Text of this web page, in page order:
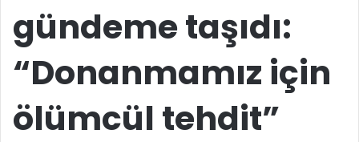
k
gündeme taşıdı:
“Donanmamız için
ölümcül tehdit”